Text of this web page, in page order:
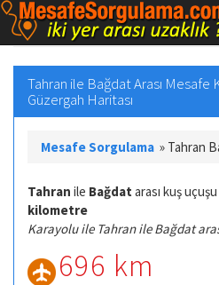
Tahran ile Bağdat Arası
Güzergah Haritası
Mesafe Sorgulama » Tahran
Tahran ile Bağdat arası kuş
kilometre
Karayolu ile Tahran ile Bağdat
696 km